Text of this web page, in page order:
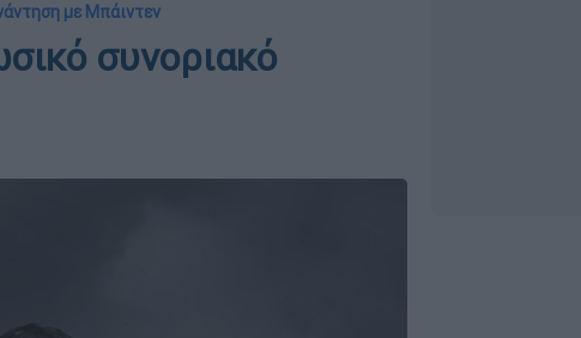
με Μπάιντεν
συνοριακό